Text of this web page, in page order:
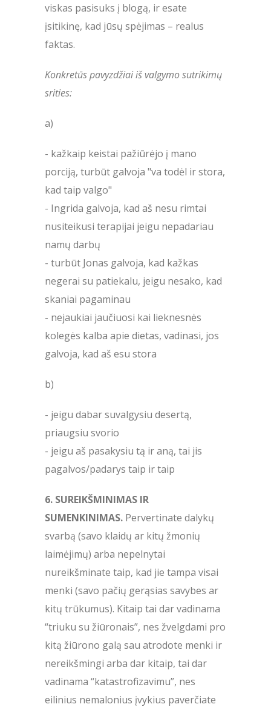
viskas pasisuks į blogą, ir esate
įsitikinę, kad jūsų spėjimas – realus
faktas.
Konkretūs pavyzdžiai iš valgymo sutrikimų
srities:
a)
- kažkaip keistai pažiūrėjo į mano
porciją, turbūt galvoja "va todėl ir stora,
kad taip valgo"
- Ingrida galvoja, kad aš nesu rimtai
nusiteikusi terapijai jeigu nepadariau
namų darbų
- turbūt Jonas galvoja, kad kažkas
negerai su patiekalu, jeigu nesako, kad
skaniai pagaminau
- nejaukiai jaučiuosi kai lieknesnės
kolegės kalba apie dietas, vadinasi, jos
galvoja, kad aš esu stora
b)
- jeigu dabar suvalgysiu desertą,
priaugsiu svorio
- jeigu aš pasakysiu tą ir aną, tai jis
pagalvos/padarys taip ir taip
6. SUREIKŠMINIMAS IR
SUMENKINIMAS. Pervertinate dalykų
svarbą (savo klaidų ar kitų žmonių
laimėjimų) arba nepelnytai
nureikšminate taip, kad jie tampa visai
menki (savo pačių gerąsias savybes ar
kitų trūkumus). Kitaip tai dar vadinama
“triuku su žiūronais”, nes žvelgdami pro
kitą žiūrono galą sau atrodote menki ir
nereikšmingi arba dar kitaip, tai dar
vadinama “katastrofizavimu”, nes
eilinius nemalonius įvykius paverčiate